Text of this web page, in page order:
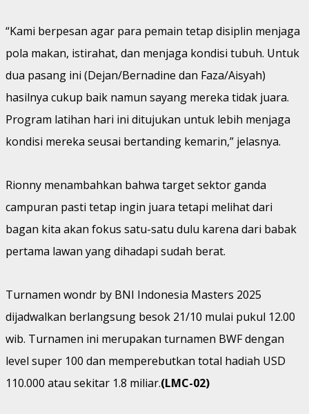
“Kami berpesan agar para pemain tetap disiplin menjaga
pola makan, istirahat, dan menjaga kondisi tubuh. Untuk
dua pasang ini (Dejan/Bernadine dan Faza/Aisyah)
hasilnya cukup baik namun sayang mereka tidak juara.
Program latihan hari ini ditujukan untuk lebih menjaga
kondisi mereka seusai bertanding kemarin,” jelasnya.
Rionny menambahkan bahwa target sektor ganda
campuran pasti tetap ingin juara tetapi melihat dari
bagan kita akan fokus satu-satu dulu karena dari babak
pertama lawan yang dihadapi sudah berat.
Turnamen wondr by BNI Indonesia Masters 2025
dijadwalkan berlangsung besok 21/10 mulai pukul 12.00
wib. Turnamen ini merupakan turnamen BWF dengan
level super 100 dan memperebutkan total hadiah USD
110.000 atau sekitar 1.8 miliar.(LMC-02)